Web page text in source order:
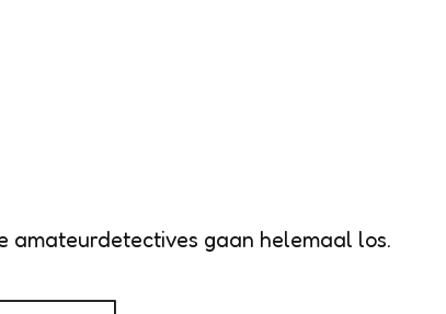
amateurdetectives gaan helemaal los.